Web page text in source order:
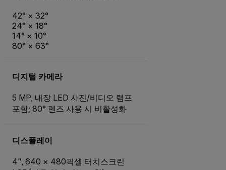
42° × 32°
24° × 18°
14° × 10°
80° × 63°
디지털 카메라
5 MP, 내장 LED 사진/비디오 램프
포함; 80° 렌즈 사용 시 비활성화
디스플레이
4", 640 × 480픽셀 터치스크린